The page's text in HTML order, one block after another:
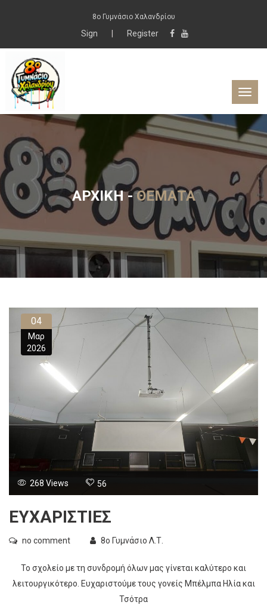
8ο Γυμνάσιο Χαλανδρίου
Sign Register
ΑΡΧΙΚΉ-ΘΈΜΑΤΑ
04
Μαρ
2026
268 Views 56
ΕΥΧΑΡΙΣΤΊΕΣ
no comment 8ο Γυμνάσιο Λ.Τ.
Το σχολείο με τη συνδρομή όλων μας γίνεται καλύτερο και
λειτουργικότερο. Ευχαριστούμε τους γονείς Μπέλμπα Ηλία και
Τσότρα